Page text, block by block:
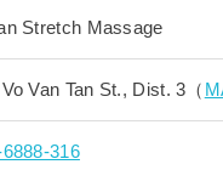
Stretch Massage
Van Tan St., Dist. 3（
316